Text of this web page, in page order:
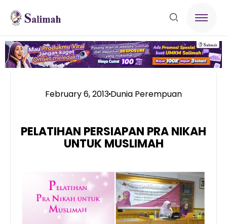
February 6, 2013Dunia Perempuan
PELATIHAN PERSIAPAN PRA NIKAH
UNTUK MUSLIMAH